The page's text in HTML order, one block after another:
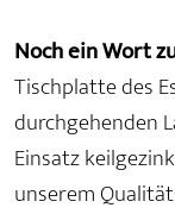
Noch ein Wort
Tischplatte des
durchgehenden
Einsatz
unserem